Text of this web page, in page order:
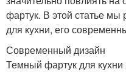
фартук. В этой статье
для кухни, его
Современный дизайн
Темный фартук для